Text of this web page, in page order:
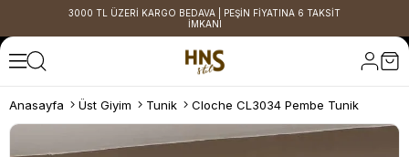
3000 TL ÜZERİ KARGO BEDAVA | PEŞİN FİYATINA 6 TAKSİT
İMKANI
Anasayfa Üst Giyim Tunik Cloche CL3034 Pembe Tunik